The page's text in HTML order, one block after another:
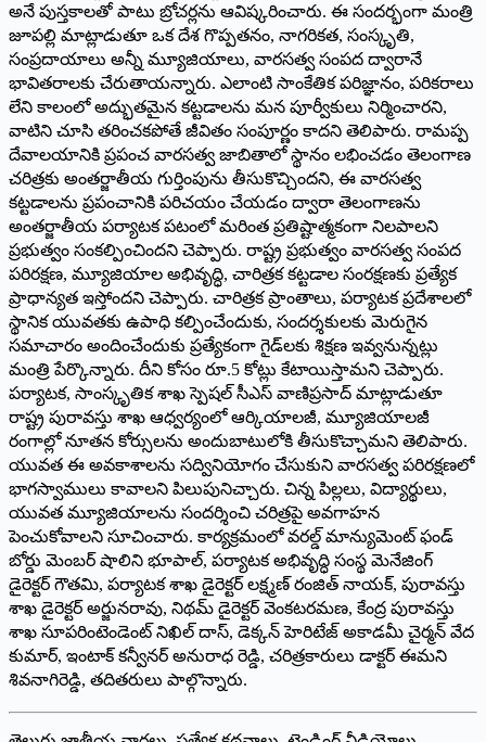
అనే పుస్తకాలతో పాటు బ్రోచర్లను ఆవిష్కరించారు. ఈ సందర్భంగా మంత్రి
జూపల్లి మాట్లాడుతూ ఒక దేశ గొప్పతనం, నాగరికత, సంస్కృతి,
సంప్రదాయాలు అన్నీ మ్యూజియాలు, వారసత్వ సంపద ద్వారానే
భావితరాలకు చేరుతాయన్నారు. ఎలాంటి సాంకేతిక పరిజ్ఞానం, పరికరాలు
లేని కాలంలో అద్భుతమైన కట్టడాలను మన పూర్వీకులు నిర్మించారని,
వాటిని చూసి తరించకపోతే జీవితం సంపూర్ణం కాదని తెలిపారు. రామప్ప
దేవాలయానికి ప్రపంచ వారసత్వ జాబితాలో స్థానం లభించడం తెలంగాణ
చరిత్రకు అంతర్జాతీయ గుర్తింపును తీసుకొచ్చిందని, ఈ వారసత్వ
కట్టడాలను ప్రపంచానికి పరిచయం చేయడం ద్వారా తెలంగాణను
అంతర్జాతీయ పర్యాటక పటంలో మరింత ప్రతిష్టాత్మకంగా నిలపాలని
ప్రభుత్వం సంకల్పించిందని చెప్పారు. రాష్ట్ర ప్రభుత్వం వారసత్వ సంపద
పరిరక్షణ, మ్యూజియాల అభివృద్ధి, చారిత్రక కట్టడాల సంరక్షణకు ప్రత్యేక
ప్రాధాన్యత ఇస్తోందని చెప్పారు. చారిత్రక ప్రాంతాలు, పర్యాటక ప్రదేశాలలో
స్థానిక యువతకు ఉపాధి కల్పించేందుకు, సందర్శకులకు మెరుగైన
సమాచారం అందించేందుకు ప్రత్యేకంగా గైడ్‌లకు శిక్షణ ఇవ్వనున్నట్లు
మంత్రి పేర్కొన్నారు. దీని కోసం రూ.5 కోట్లు కేటాయిస్తామని చెప్పారు.
పర్యాటక, సాంస్కృతిక శాఖ స్పెషల్ సీఎస్ వాణిప్రసాద్ మాట్లాడుతూ
రాష్ట్ర పురావస్తు శాఖ ఆధ్వర్యంలో ఆర్కియాలజీ, మ్యూజియాలజీ
రంగాల్లో నూతన కోర్సులను అందుబాటులోకి తీసుకొచ్చామని తెలిపారు.
యువత ఈ అవకాశాలను సద్వినియోగం చేసుకుని వారసత్వ పరిరక్షణలో
భాగస్వాములు కావాలని పిలుపునిచ్చారు. చిన్న పిల్లలు, విద్యార్థులు,
యువత మ్యూజియాలను సందర్శించి చరిత్రపై అవగాహన
పెంచుకోవాలని సూచించారు. కార్యక్రమంలో వరల్డ్ మాన్యుమెంట్ ఫండ్
బోర్డు మెంబర్ షాలిని భూపాల్, పర్యాటక అభివృద్ధి సంస్థ మెనేజింగ్
డైరెక్టర్ గౌతమి, పర్యాటక శాఖ డైరెక్టర్ లక్ష్మణ్ రంజిత్ నాయక్, పురావస్తు
శాఖ డైరెక్టర్ అర్జునరావు, నిథమ్ డైరెక్టర్ వెంకటరమణ, కేంద్ర పురావస్తు
శాఖ సూపరింటెండెంట్ నిఖిల్ దాస్, డెక్కన్ హెరిటేజ్ అకాడమీ చైర్మన్ వేద
కుమార్, ఇంటాక్ కన్వీనర్ అనురాధ రెడ్డి, చరిత్రకారులు డాక్టర్ ఈమని
శివనాగిరెడ్డి, తదితరులు పాల్గొన్నారు.